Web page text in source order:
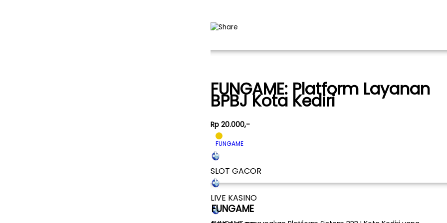
FUNGAME: Platform Layanan
BPBJ Kota Kediri
Rp 20.000,-
FUNGAME
SLOT GACOR
LIVE KASINO
FUNGAME